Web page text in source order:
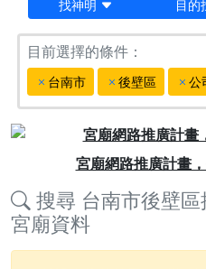
找神明 目的
目前選擇的條件：
台南市 後壁區 公
宮廟網路推廣計畫
Previous
搜尋 台南市後壁
宮廟資料